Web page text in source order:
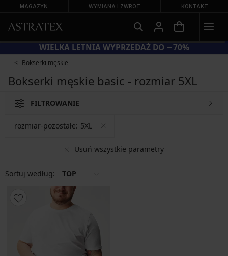
MAGAZYN WYMIANA I ZWROT KONTAKT
WIELKA
STROJE KĄPIELOWE
Bokserki męskie
Bokserki męskie basic - rozmiar 5XL
FILTROWANIE
Usuń wszystkie parametry
rozmiar-pozostałe: 5XL
Sortuj według: TOP